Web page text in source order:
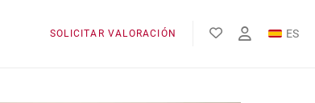
SOLICITAR VALORACIÓN ES
EN